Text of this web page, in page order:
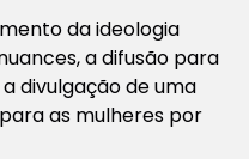
da ideologia
a difusão para
divulgação de uma
as mulheres por